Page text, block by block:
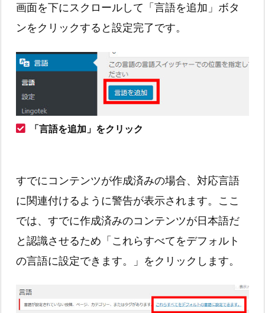
画面を下にスクロールして「言語を追加」ボタ
ンをクリックすると設定完了です。
「言語を追加」をクリック
すでにコンテンツが作成済みの場合、対応言語
に関連付けるように警告が表示されます。ここ
では、すでに作成済みのコンテンツが日本語だ
と認識させるため「これらすべてをデフォルト
の言語に設定できます。」をクリックします。